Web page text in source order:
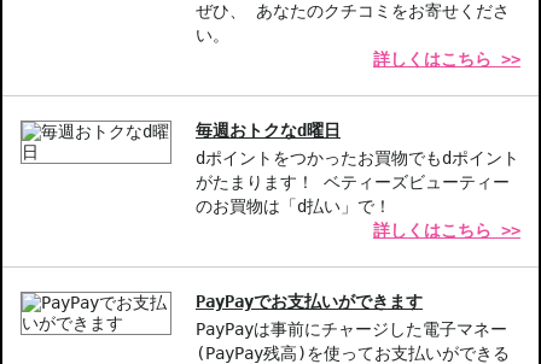
ぜひ、 あなたのクチコミをお寄せくださ
い。
詳しくはこちら >>
毎週おトクなd曜日
dポイントをつかったお買物でもdポイント
がたまります！ ベティーズビューティー
のお買物は「d払い」で！
詳しくはこちら >>
PayPayでお支払いができます
PayPayは事前にチャージした電子マネー
(PayPay残高)を使ってお支払いができる